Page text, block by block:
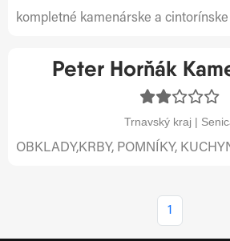
kompletné kamenárske a
Peter Horňák
Trnavský kraj |
OBKLADY,KRBY, POMNÍKY,
1